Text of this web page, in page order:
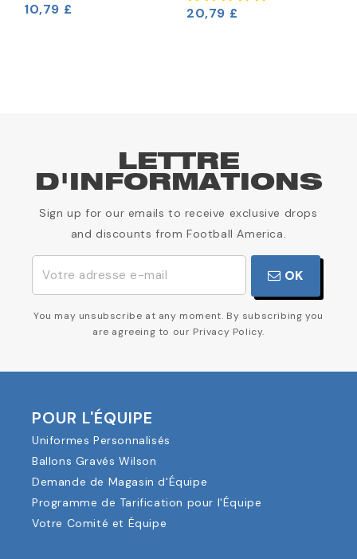
10,79 £ 20,79 £
LETTRE
D'INFORMATIONS
Sign up for our emails to receive exclusive drops
and discounts from Football America.
OK
You may unsubscribe at any moment. By subscribing you
are agreeing to our Privacy Policy.
POUR L'ÉQUIPE
Uniformes Personnalisés
Ballons Gravés Wilson
Demande de Magasin d'Équipe
Programme de Tarification pour l'Équipe
Votre Comité et Équipe